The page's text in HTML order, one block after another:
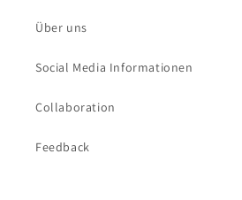
Über uns
Social Media Informationen
Collaboration
Feedback